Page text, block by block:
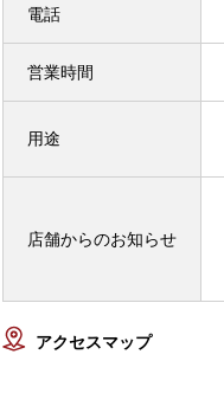
電話
営業時間
用途
店舗からのお知らせ
アクセスマップ